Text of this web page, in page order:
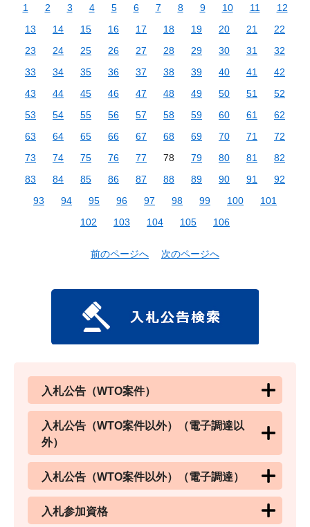
1 2 3 4 5 6 7 8 9 10 11
12
13
14 15 16 17 18 19 20 21
22
23
24 25 26 27 28 29 30 31
32
33
34 35 36 37 38 39 40 41
42
43
44 45 46 47 48 49 50 51
52
53
54 55 56 57 58 59 60 61
62
63
64 65 66 67 68 69 70 71
72
73
74 75 76 77 78 79 80 81
82
83
84 85 86 87 88 89 90 91
92
93
94 95 96 97 98 99 100
101
102
103 104 105 106
前のページへ 次のページへ
入札公告（WTO案件）
入札公告（WTO案件以外）（電子調達以
外）
入札公告（WTO案件以外）（電子調達）
入札参加資格